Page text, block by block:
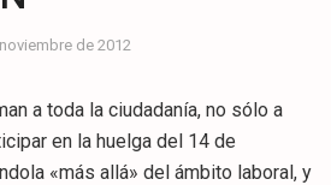
de 2012
a toda la ciudadanía, no sólo a
en la huelga del 14 de
«más allá» del ámbito laboral, y